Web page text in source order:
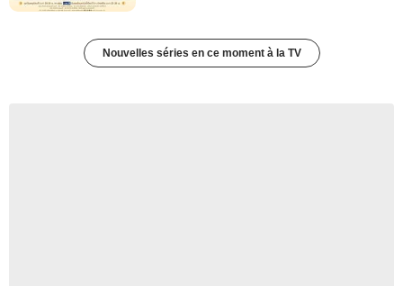
Nouvelles séries en ce moment à la TV